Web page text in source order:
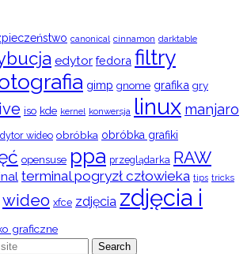
canonical cinnamon darktable
edytor fedora filtry
gimp gnome grafika gry
iso kde kernel konwersja linux manjaro
wideo obróbka obróbka grafiki
opensuse ppa przeglądarka RAW
terminal pogryzł człowieka tips tricks
wideo xfce zdjęcia zdjęcia i
graficzne
Search